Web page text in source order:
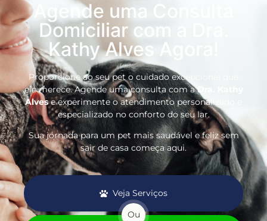
Agende uma Consulta
Domiciliar com a Dra.
Kathy Alves Agora!
Proporcione ao seu pet o cuidado excepcional que
ele merece. Agende uma consulta com aDra. Kathy
Alvese experimente o atendimento personalizado e
especializado no conforto do seu lar.
Sua jornada para um pet mais saudável e feliz sem
sair de casa começa aqui.
Veja Serviços
Ou